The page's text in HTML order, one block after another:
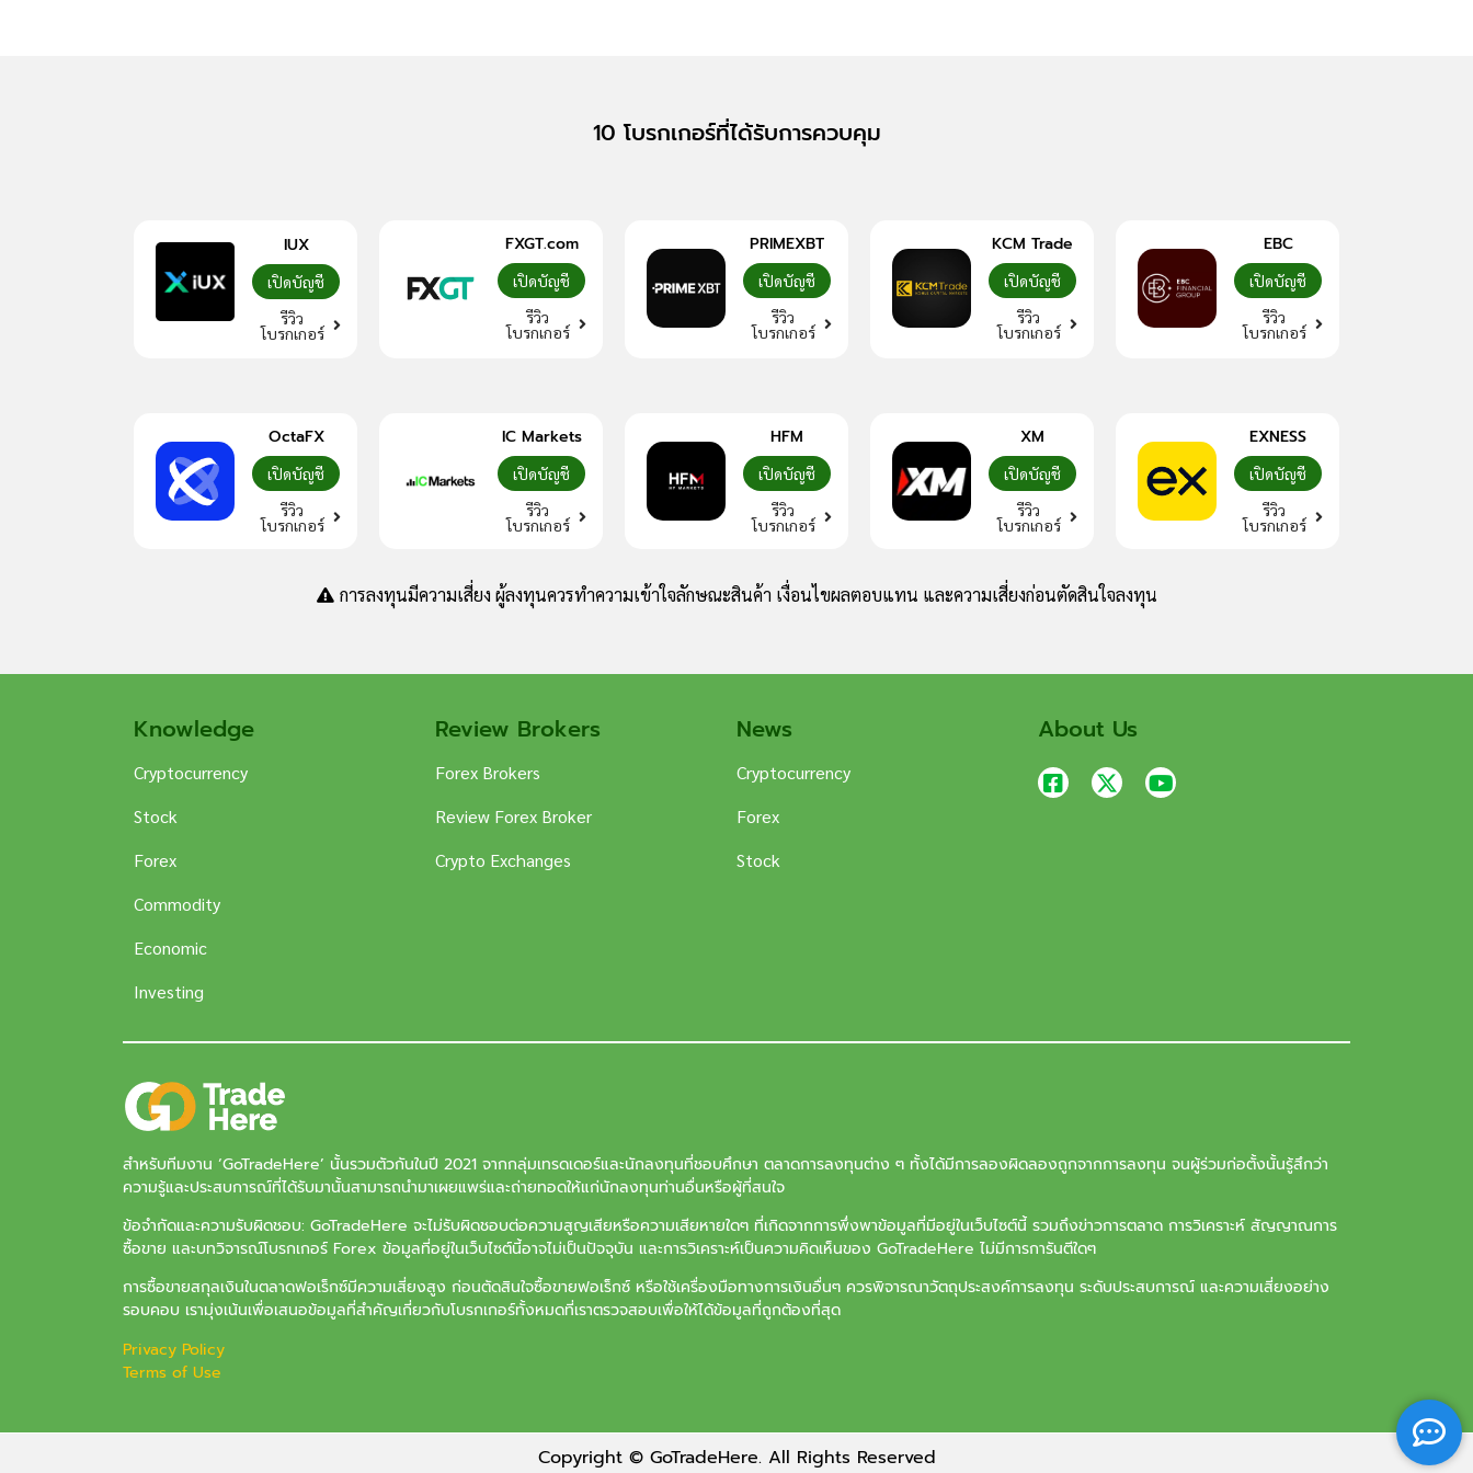
10 โบรกเกอร์ที่ได้รับการควบคุม
IUX
เปิดบัญชี
รีวิว
โบรกเกอร์
FXGT.com
เปิดบัญชี
รีวิว
โบรกเกอร์
PRIMEXBT
เปิดบัญชี
รีวิว
โบรกเกอร์
KCM Trade
เปิดบัญชี
รีวิว
โบรกเกอร์
EBC
เปิดบัญชี
รีวิว
โบรกเกอร์
OctaFX
เปิดบัญชี
รีวิว
โบรกเกอร์
IC Markets
เปิดบัญชี
รีวิว
โบรกเกอร์
HFM
เปิดบัญชี
รีวิว
โบรกเกอร์
XM
เปิดบัญชี
รีวิว
โบรกเกอร์
EXNESS
เปิดบัญชี
รีวิว
โบรกเกอร์
การลงทุนมีความเสี่ยง ผู้ลงทุนควรทำความเข้าใจลักษณะสินค้า เงื่อนไขผลตอบแทน และความเสี่ยงก่อนตัดสินใจลงทุน
Knowledge
Cryptocurrency
Stock
Forex
Commodity
Economic
Investing
Review Brokers
Forex Brokers
Review Forex Broker
Crypto Exchanges
News
Cryptocurrency
Forex
Stock
About Us
สำหรับทีมงาน ‘GoTradeHere’ นั้นรวมตัวกันในปี 2021 จากกลุ่มเทรดเดอร์และนักลงทุนที่ชอบศึกษา ตลาดการลงทุนต่าง ๆ ทั้งได้มีการลองผิดลองถูกจากการลงทุน จนผู้ร่วมก่อตั้งนั้นรู้สึกว่า
ความรู้และประสบการณ์ที่ได้รับมานั้นสามารถนำมาเผยแพร่และถ่ายทอดให้แก่นักลงทุนท่านอื่นหรือผู้ที่สนใจ
ข้อจำกัดและความรับผิดชอบ: GoTradeHere จะไม่รับผิดชอบต่อความสูญเสียหรือความเสียหายใดๆ ที่เกิดจากการพึ่งพาข้อมูลที่มีอยู่ในเว็บไซต์นี้ รวมถึงข่าวการตลาด การวิเคราะห์ สัญญาณการ
ซื้อขาย และบทวิจารณ์โบรกเกอร์ Forex ข้อมูลที่อยู่ในเว็บไซต์นี้อาจไม่เป็นปัจจุบัน และการวิเคราะห์เป็นความคิดเห็นของ GoTradeHere ไม่มีการการันตีใดๆ
การซื้อขายสกุลเงินในตลาดฟอเร็กซ์มีความเสี่ยงสูง ก่อนตัดสินใจซื้อขายฟอเร็กซ์ หรือใช้เครื่องมือทางการเงินอื่นๆ ควรพิจารณาวัตถุประสงค์การลงทุน ระดับประสบการณ์ และความเสี่ยงอย่าง
รอบคอบ เรามุ่งเน้นเพื่อเสนอข้อมูลที่สำคัญเกี่ยวกับโบรกเกอร์ทั้งหมดที่เราตรวจสอบเพื่อให้ได้ข้อมูลที่ถูกต้องที่สุด
Privacy Policy
Terms of Use
Copyright © GoTradeHere. All Rights Reserved